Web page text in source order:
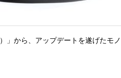
」から、アップデートを遂げたモ